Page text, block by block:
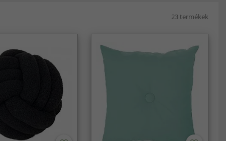
23 termékek